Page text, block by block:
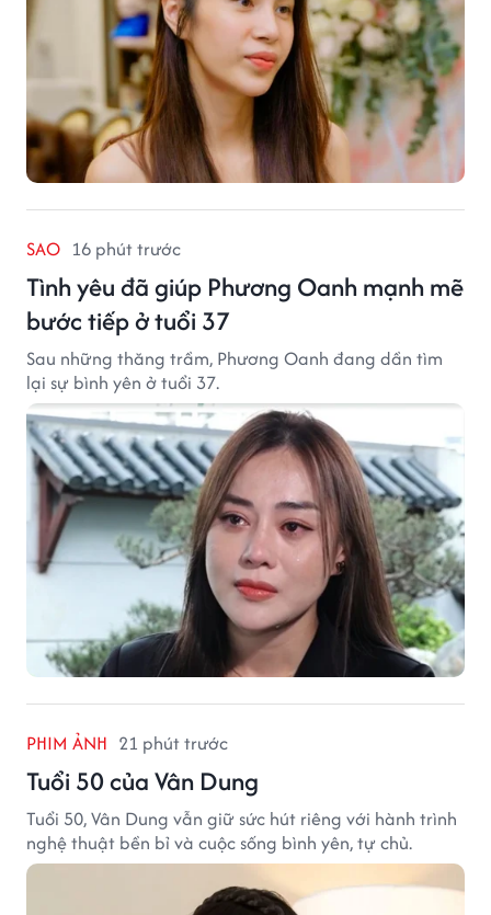
SAO 16 phút trước
Tình yêu đã giúp Phương Oanh mạnh mẽ
bước tiếp ở tuổi 37
Sau những thăng trầm, Phương Oanh đang dần tìm
lại sự bình yên ở tuổi 37.
PHIM ẢNH 21 phút trước
Tuổi 50 của Vân Dung
Tuổi 50, Vân Dung vẫn giữ sức hút riêng với hành trình
nghệ thuật bền bỉ và cuộc sống bình yên, tự chủ.